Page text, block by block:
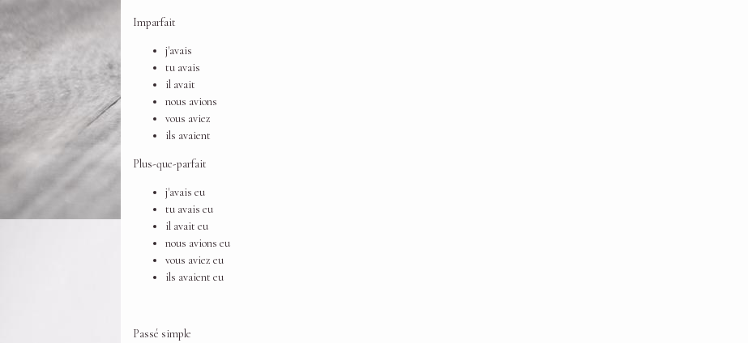
Imparfait
j'avais
tu avais
il avait
nous avions
vous aviez
ils avaient
Plus-que-parfait
j'avais eu
tu avais eu
il avait eu
nous avions eu
vous aviez eu
ils avaient eu
Passé simple